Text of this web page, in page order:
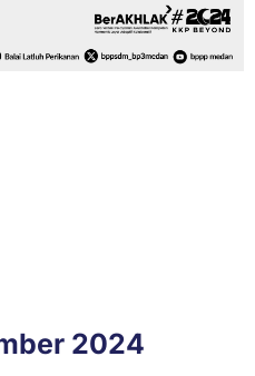
2024